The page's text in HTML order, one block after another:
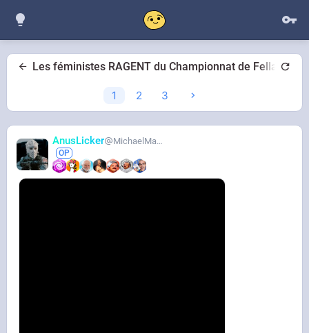
Les féministes RAGENT du Championnat de Fellation
1 2 3
AnusLicker MichaelMann